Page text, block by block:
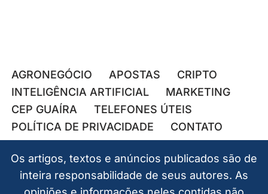
AGRONEGÓCIO APOSTAS
CRIPTO
INTELIGÊNCIA ARTIFICIAL
MARKETING
CEP GUAÍRA
TELEFONES ÚTEIS
POLÍTICA DE PRIVACIDADE
CONTATO
Os artigos, textos e anúncios publicados são de
inteira responsabilidade de seus autores. As